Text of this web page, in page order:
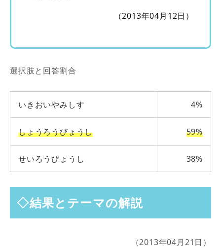
（2013年04月12日）
選択肢と回答割合
いきおいやみしす 4%
しょうろうびょうし 59%
せいろうびょうし 38%
◇結果とテーマの解説
（2013年04月21日）